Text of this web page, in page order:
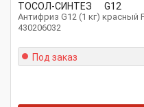
ТОСОЛ-СИНТЕЗ G12
Антифриз G12 (1 кг) красный
430206032
Под заказ